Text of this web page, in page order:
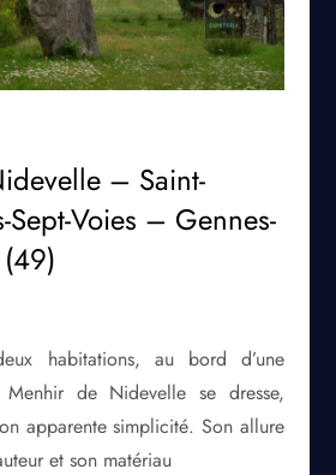
– Saint-
Sept-Voies – Gennes-
habitations, au bord d’une
de Nidevelle se dresse,
apparente simplicité. Son allure
et son matériau